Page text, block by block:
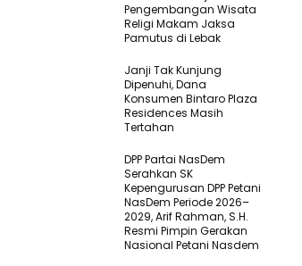
Pengembangan Wisata
Religi Makam Jaksa
Pamutus di Lebak
Janji Tak Kunjung
Dipenuhi, Dana
Konsumen Bintaro Plaza
Residences Masih
Tertahan
DPP Partai NasDem
Serahkan SK
Kepengurusan DPP Petani
NasDem Periode 2026–
2029, Arif Rahman, S.H.
Resmi Pimpin Gerakan
Nasional Petani Nasdem